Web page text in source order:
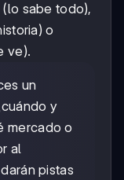
sabe todo),
o
ve).
un
y
mercado o
al
pistas